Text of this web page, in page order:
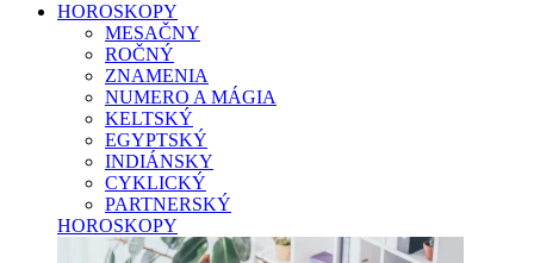
HOROSKOPY
MESAČNY
ROČNÝ
ZNAMENIA
NUMERO A MÁGIA
KELTSKÝ
EGYPTSKÝ
INDIÁNSKY
CYKLICKÝ
PARTNERSKÝ
HOROSKOPY